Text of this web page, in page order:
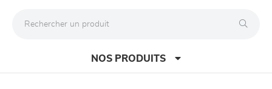
NOS PRODUITS